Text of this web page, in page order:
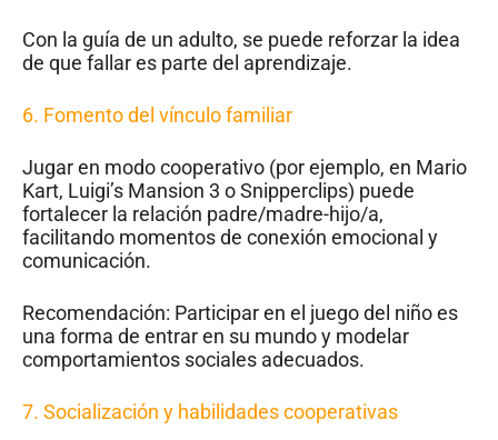
Con la guía de un adulto, se puede reforzar la idea
de que fallar es parte del aprendizaje.
6. Fomento del vínculo familiar
Jugar en modo cooperativo (por ejemplo, en Mario
Kart, Luigi’s Mansion 3 o Snipperclips) puede
fortalecer la relación padre/madre-hijo/a,
facilitando momentos de conexión emocional y
comunicación.
Recomendación: Participar en el juego del niño es
una forma de entrar en su mundo y modelar
comportamientos sociales adecuados.
7. Socialización y habilidades cooperativas